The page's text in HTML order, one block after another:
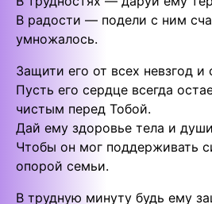
В радости — подели с ним
умножалось.
Защити его от всех невзгод и
Пусть его сердце всегда
чистым перед Тобой.
Дай ему здоровье тела и
Чтобы он мог поддерживать
опорой семьи.
В трудную минуту будь ему